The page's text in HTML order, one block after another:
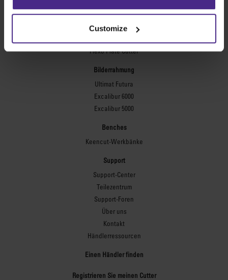
Customize
Sicherheitsschneidlineale
Flexo Plate Cutter
Bilderrahmung
Ultimat Futura
Excalibur 6000
Excalibur 5000
Benches
Keencut-Werkbänke
Support
Support-Center
Teilezentrum
Support-Foren
Über uns
Kontakt
Händlerressourcen
Einen Händler finden
Registrieren Sie meinen Cutter